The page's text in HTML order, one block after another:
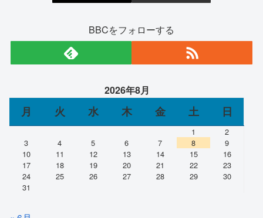
BBCをフォローする
2026年8月
月 火 水 木 金 土 日
1
2
3
4 5 6 7 8
9
10
11 12 13 14 15
16
17
18 19 20 21 22
23
24
25 26 27 28 29
30
31